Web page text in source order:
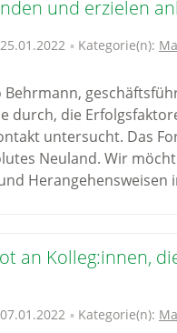
und erzielen
25.01.2022 Kategorie(n):
durch, die
untersucht. Das
Neuland. Wir
an Kolleg:innen,
07.01.2022 Kategorie(n):